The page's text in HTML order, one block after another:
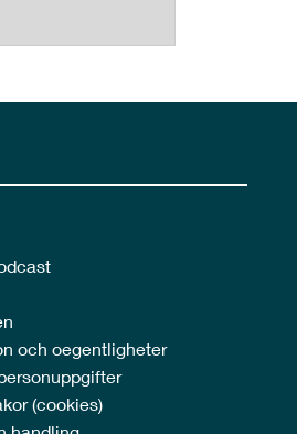
och oegentligheter
(cookies)